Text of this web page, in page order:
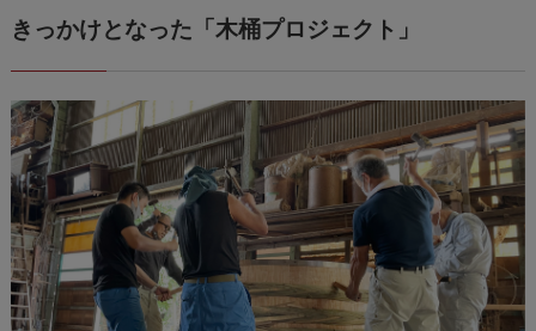
きっかけとなった「木桶プロジェクト」